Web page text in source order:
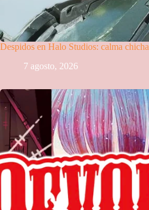
Despidos en Halo Studios: calma chicha
7 agosto, 2026